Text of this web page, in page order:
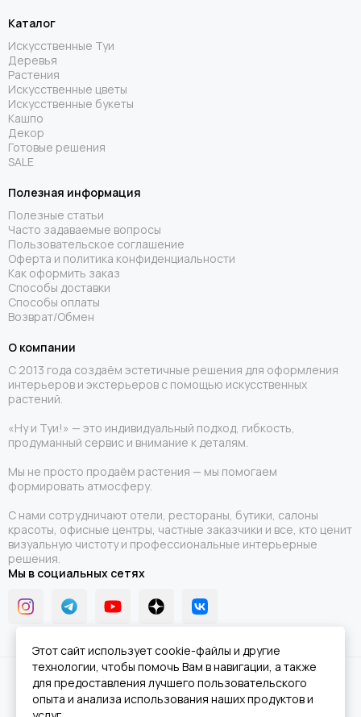
Каталог
Искусственные Туи
Деревья
Растения
Искусственные цветы
Искусственные букеты
Кашпо
Декор
Готовые решения
SALE
Полезная информация
Полезные статьи
Часто задаваемые вопросы
Пользовательское соглашение
Оферта и политика конфиденциальности
Как оформить заказ
Способы доставки
Способы оплаты
Возврат/Обмен
О компании
С 2013 года создаём эстетичные решения для оформления
интерьеров и экстерьеров с помощью искусственных
растений.
«Ну и Туи!» — это индивидуальный подход, гибкость,
продуманный сервис и внимание к деталям.
Мы не просто продаём растения — мы помогаем
формировать атмосферу.
С нами сотрудничают отели, рестораны, бутики, салоны
красоты, офисные центры, частные заказчики и все, кто ценит
визуальную чистоту и профессиональные интерьерные
решения.
Мы в социальных сетях
2026 © Ну и Туи!.Карта сайта
Этот сайт использует cookie-файлы и другие
технологии, чтобы помочь Вам в навигации, а также
для предоставления лучшего пользовательского
опыта и анализа использования наших продуктов и